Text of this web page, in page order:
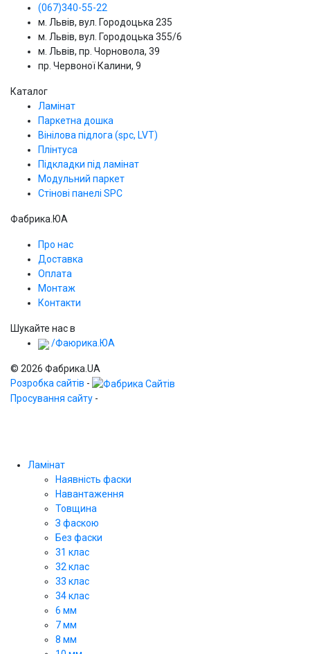
(067)340-55-22
м. Львів, вул. Городоцька 235
м. Львів, вул. Городоцька 355/6
м. Львів, пр. Чорновола, 39
пр. Червоної Калини, 9
Каталог
Ламінат
Паркетна дошка
Вінілова підлога (spc, LVT)
Плінтуса
Підкладки під ламінат
Модульний паркет
Стінові панелі SPС
Фабрика.ЮА
Про нас
Доставка
Оплата
Монтаж
Контакти
Шукайте нас в
/Фаюрика.ЮА
© 2026 Фабрика.UA
Розробка сайтів -
Просування сайту -
Ламінат
Наявність фаски
Навантаження
Товщина
З фаскою
Без фаски
31 клас
32 клас
33 клас
34 клас
6 мм
7 мм
8 мм